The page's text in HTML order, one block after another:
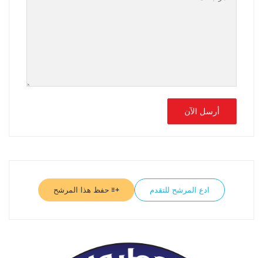
ادع المرشح للتقدم حفظ هذا المرشح